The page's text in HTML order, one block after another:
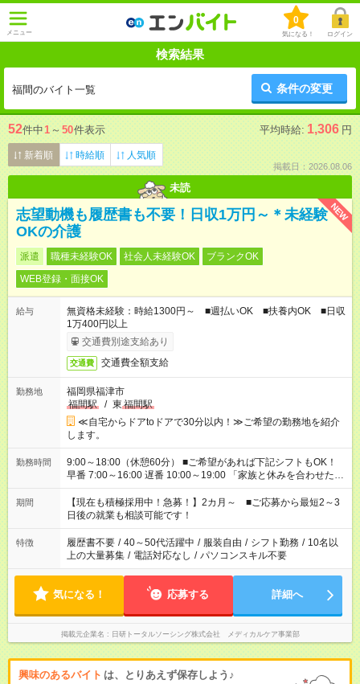
メニュー
0
気になる！ ログイン
検索結果
福間のバイト一覧 条件の変更
52件中1 ～ 50件表示 平均時給: 1,306 円
新着順 時給順 人気順
掲載日：2026.08.06
未読
NEW
志望動機も履歴書も不要！日収1万円～＊未経験
OKの介護
派遣 職種未経験OK 社会人未経験OK
ブランクOK
WEB登録・面接OK
給与
無資格未経験：時給1300円～ ■週払いOK ■扶養内OK ■日収
1万400円以上
交通費別途支給あり
交通費 交通費全額支給
勤務地
福岡県福津市
福間駅
/ 東 福間駅
≪自宅からドアtoドアで30分以内！≫ご希望の勤務地を紹介
します。
勤務時間
9:00～18:00（休憩60分） ■ご希望があれば下記シフトもOK！
早番 7:00～16:00 遅番 10:00～19:00 「家族と休みを合わせた
い」 「余裕を持って夕飯の準備がしたい」 「できれば残業はし
たくない」 など、ご希望を教えてくださいね。 ※Wワーク希望
の方へ 今ご覧のお仕事で希望する勤務時間と、もう1つのお仕事
の勤務時間。 合計で週40時間を超える場合は応募できません。
期間
【現在も積極採用中！急募！】2カ月～ ■ご応募から最短2～3
日後の就業も相談可能です！
特徴 履歴書不要 / 40～50代活躍中 / 服装自由 / シフト勤務 / 10名以
上の大量募集 / 電話対応なし / パソコンスキル不要
気になる！ 応募する 詳細へ
掲載元企業名 日研トータルソーシング株式会社 メディカルケア事業部
興味のあるバイト は、とりあえず保存しよう♪